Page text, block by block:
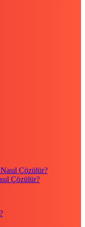
Çözülür?